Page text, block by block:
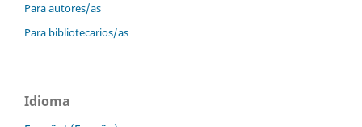
Para autores/as
Para bibliotecarios/as
Idioma